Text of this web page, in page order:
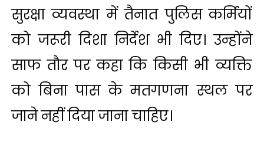
सुरक्षा व्यवस्था में तैनात पुलिस कर्मियों
को जरूरी दिशा निर्देश भी दिए। उन्होंने
साफ तौर पर कहा कि किसी भी व्यक्ति
को बिना पास के मतगणना स्थल पर
जाने नहीं दिया जाना चाहिए।